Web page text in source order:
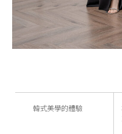
韓式美學的體驗